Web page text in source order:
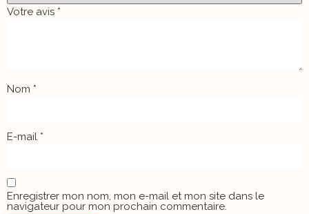
Votre avis *
Nom *
E-mail *
Enregistrer mon nom, mon e-mail et mon site dans le
navigateur pour mon prochain commentaire.